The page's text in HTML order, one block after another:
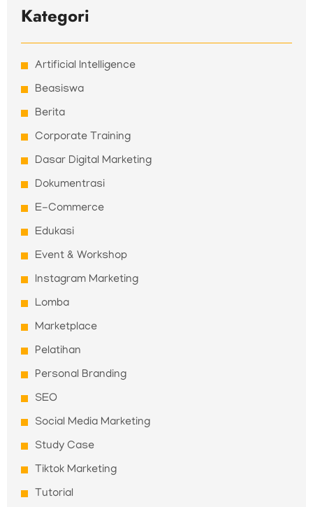
Kategori
Artificial Intelligence
Beasiswa
Berita
Corporate Training
Dasar Digital Marketing
Dokumentrasi
E-Commerce
Edukasi
Event & Workshop
Instagram Marketing
Lomba
Marketplace
Pelatihan
Personal Branding
SEO
Social Media Marketing
Study Case
Tiktok Marketing
Tutorial